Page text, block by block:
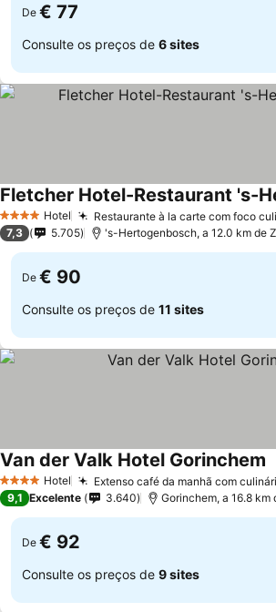
De € 77
Consulte os preços de 6 sites
4 EstrelasHotel Restaurante à la carte com foco
Fletcher Hotel-Restaurant 's-
7,3 5.705 's-Hertogenbosch, a 12.0 km de
De € 90
Consulte os preços de 11 sites
4 EstrelasHotel Extenso café da manhã com
Van der Valk Hotel Gorinchem
9,1 Excelente 3.640 Gorinchem, a 16.8 km
De € 92
Consulte os preços de 9 sites